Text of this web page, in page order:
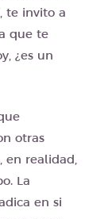
te invito a
que te
¿es un
otras
en realidad,
La
en si